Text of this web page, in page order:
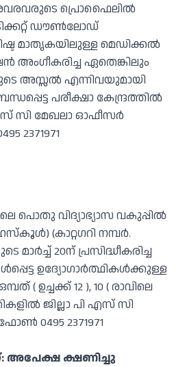
പ്രൊഫൈലിൽ
ഡൗൺലോഡ്
മാതൃകയിലുള്ള മെഡിക്കൽ
അംഗീകരിച്ച ഏതെങ്കിലും
അസ്സൽ എന്നിവയുമായി
പരീക്ഷാ കേന്ദ്രത്തിൽ
സി മേഖലാ ഓഫീസർ
2371971
പൊതു വിദ്യാഭ്യാസ വകുപ്പിൽ
(കാറ്റഗറി നമ്പർ.
മാർച്ച് 20ന് പ്രസിദ്ധീകരിച്ച
ഉദ്യോഗാർത്ഥികൾക്കുള്ള
( ഉച്ചക്ക് 12 ), 10 ( രാവിലെ
ജില്ലാ പി എസ് സി
0495 2371971
അപേക്ഷ ക്ഷണിച്ചു